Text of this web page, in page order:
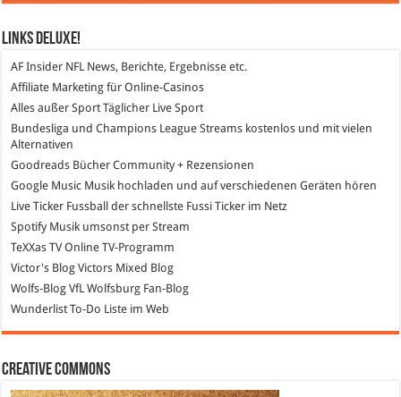
Links DeLuXe!
AF Insider NFL News, Berichte, Ergebnisse etc.
Affiliate Marketing für Online-Casinos
Alles außer Sport Täglicher Live Sport
Bundesliga und Champions League Streams kostenlos und mit vielen
Alternativen
Goodreads Bücher Community + Rezensionen
Google Music Musik hochladen und auf verschiedenen Geräten hören
Live Ticker Fussball der schnellste Fussi Ticker im Netz
SpotifyMusik umsonst per Stream
TeXXas TVOnline TV-Programm
Victor's Blog Victors Mixed Blog
Wolfs-Blog VfL Wolfsburg Fan-Blog
Wunderlist To-Do Liste im Web
Creative Commons